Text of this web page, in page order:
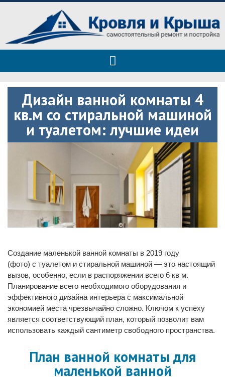
Roof tops — только полезные
советы
Полезные советы при строительстве дома и ремонте
Дизайн ванной комнаты 4
кв.м со стиральной машиной
и туалетом: лучшие идеи
Создание маленькой ванной комнаты в 2019 году
(фото) с туалетом и стиральной машиной — это настоящий
вызов, особенно, если в распоряжении всего 6 кв м.
Планирование всего необходимого оборудования и
эффективного дизайна интерьера с максимальной
экономией места чрезвычайно сложно. Ключом к успеху
является соответствующий план, который позволит вам
использовать каждый сантиметр свободного пространства.
План ванной комнаты для
маленькой ванной